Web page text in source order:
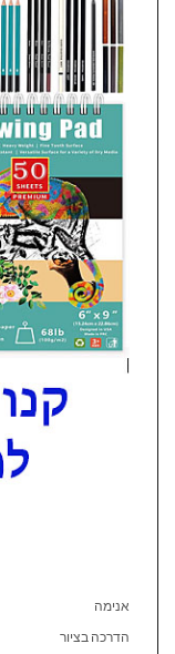
אנימה
הדרכה בציור